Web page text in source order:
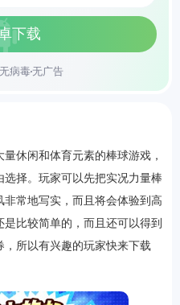
下载
病毒无广告
休闲和体育元素的棒球游戏，
择。玩家可以先把实况力量棒
非常地写实，而且将会体验到高
比较简单的，而且还可以得到
所以有兴趣的玩家快来下载